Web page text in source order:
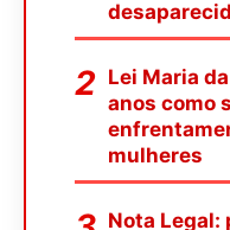
Lei Maria
anos como
mulheres
Nota Legal: